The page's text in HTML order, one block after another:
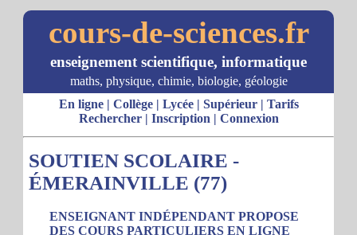
cours-de-sciences.fr
enseignement scientifique, informatique
maths, physique, chimie, biologie, géologie
En ligne| Collège| Lycée| Supérieur| Tarifs
Rechercher| Inscription | Connexion
SOUTIEN SCOLAIRE -
ÉMERAINVILLE (77)
ENSEIGNANT INDÉPENDANT PROPOSE
DES COURS PARTICULIERS EN LIGNE